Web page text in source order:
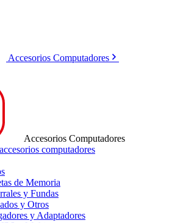
Accesorios Computadores
Accesorios Computadores
computadores
de Memoria
y Fundas
y Otros
y Adaptadores